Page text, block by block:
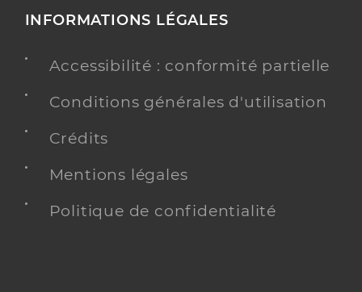
INFORMATIONS LÉGALES
Accessibilité : conformité partielle
Conditions générales d'utilisation
Crédits
Mentions légales
Politique de confidentialité